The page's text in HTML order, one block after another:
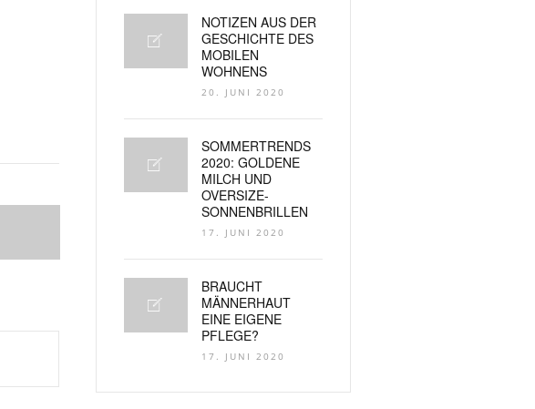
NOTIZEN AUS DER
GESCHICHTE DES
MOBILEN
WOHNENS
20. JUNI 2020
SOMMERTRENDS
2020: GOLDENE
MILCH UND
OVERSIZE-
SONNENBRILLEN
17. JUNI 2020
BRAUCHT
MÄNNERHAUT
EINE EIGENE
PFLEGE?
17. JUNI 2020